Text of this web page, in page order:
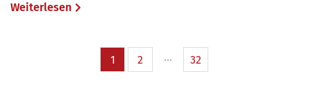
Weiterlesen
1 2 32